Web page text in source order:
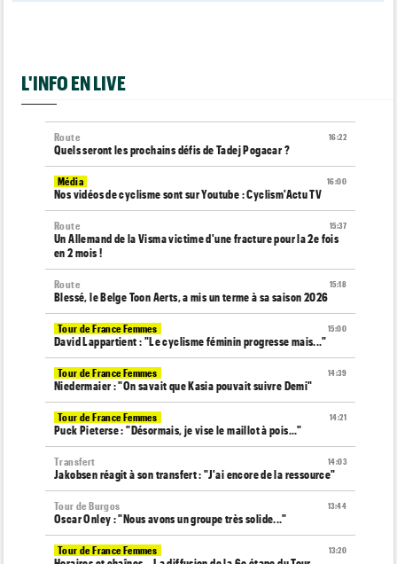
L'INFO EN LIVE
16:22
Route
Quels seront les prochains défis de Tadej Pogacar ?
16:00
Média
Nos vidéos de cyclisme sont sur Youtube : Cyclism'Actu TV
15:37
Route
Un Allemand de la Visma victime d'une fracture pour la 2e fois
en 2 mois !
15:18
Route
Blessé, le Belge Toon Aerts, a mis un terme à sa saison 2026
15:00
Tour de France Femmes
David Lappartient : "Le cyclisme féminin progresse mais..."
14:39
Tour de France Femmes
Niedermaier : "On savait que Kasia pouvait suivre Demi"
14:21
Tour de France Femmes
Puck Pieterse : "Désormais, je vise le maillot à pois..."
14:03
Transfert
Jakobsen réagit à son transfert : "J'ai encore de la ressource"
13:44
Tour de Burgos
Oscar Onley : "Nous avons un groupe très solide..."
13:20
Tour de France Femmes